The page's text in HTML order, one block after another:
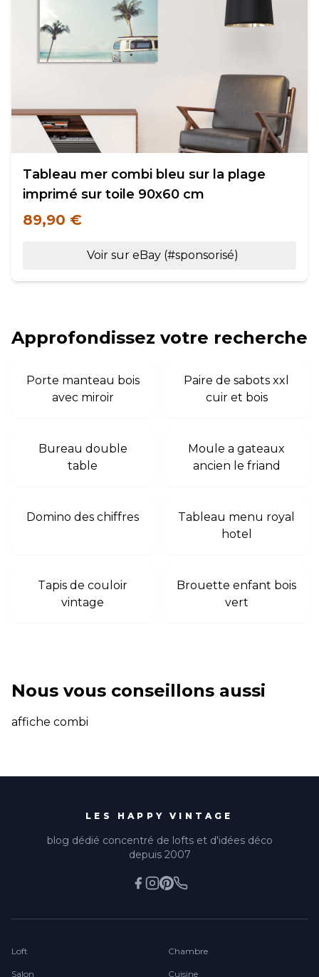
Tableau mer combi bleu sur la plage
imprimé sur toile 90x60 cm
89,90 €
Voir sur eBay (#sponsorisé)
Approfondissez votre recherche
Porte manteau bois
avec miroir
Paire de sabots xxl
cuir et bois
Bureau double
table
Moule a gateaux
ancien le friand
Domino des chiffres
Tableau menu royal
hotel
Tapis de couloir
vintage
Brouette enfant bois
vert
Nous vous conseillons aussi
affiche combi
LES HAPPY VINTAGE
blog dédié concentré de lofts et d'idées déco
depuis 2007
Loft
Salon
Chambre
Cuisine